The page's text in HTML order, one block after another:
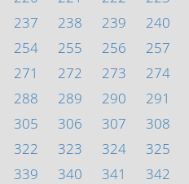
237 238 239 240
254 255 256 257
271 272 273 274
288 289 290 291
305 306 307 308
322 323 324 325
339 340 341 342